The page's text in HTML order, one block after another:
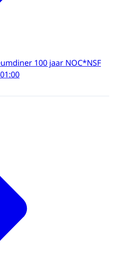
100 jaar NOC*NSF
01:00